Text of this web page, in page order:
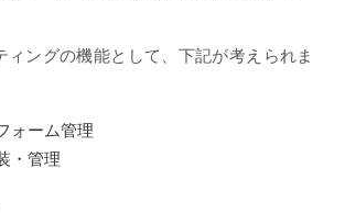
ィングの機能として、下記が考えられま
ォーム管理
・管理